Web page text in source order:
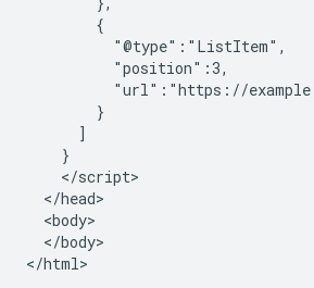
        {
          "@type":"ListItem",
          "position":3,
"url":"https://
        }
      ]
    }
    </script>
  </head>
  <body>
  </body>
</html>